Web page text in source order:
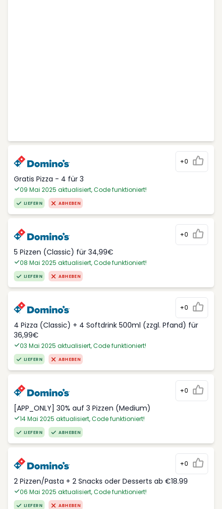
+0
Gratis Pizza - 4 für 3
09 Mai 2025 aktualisiert, Code funktioniert!
LIEFERN ABHEBEN
+0
5 Pizzen (Classic) für 34,99€
08 Mai 2025 aktualisiert, Code funktioniert!
LIEFERN ABHEBEN
+0
4 Pizza (Classic) + 4 Softdrink 500ml (zzgl. Pfand) für
36,99€
03 Mai 2025 aktualisiert, Code funktioniert!
LIEFERN ABHEBEN
+0
[APP_ONLY] 30% auf 3 Pizzen (Medium)
14 Mai 2025 aktualisiert, Code funktioniert!
LIEFERN ABHEBEN
+0
2 Pizzen/Pasta + 2 Snacks oder Desserts ab €18.99
06 Mai 2025 aktualisiert, Code funktioniert!
LIEFERN ABHEBEN